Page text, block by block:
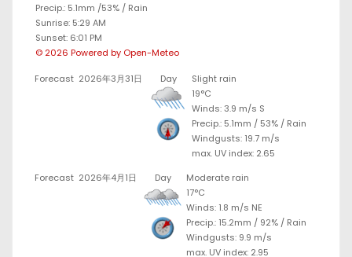
Precip.: 5.1mm /53% / Rain
Sunrise: 5:29 AM
Sunset: 6:01 PM
© 2026 Powered by Open-Meteo
Forecast 2026年3月31日 Day
Slight rain
19°C
Winds: 3.9 m/s S
Precip.: 5.1mm / 53% / Rain
Windgusts: 19.7 m/s
max. UV index: 2.65
Forecast 2026年4月1日 Day
Moderate rain
17°C
Winds: 1.8 m/s NE
Precip.: 15.2mm / 92% / Rain
Windgusts: 9.9 m/s
max. UV index: 2.95